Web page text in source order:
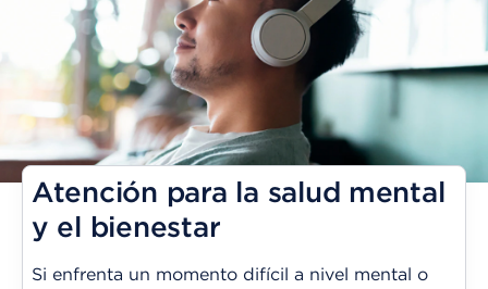
Atención para la salud mental
y el bienestar
Si enfrenta un momento difícil a nivel mental o